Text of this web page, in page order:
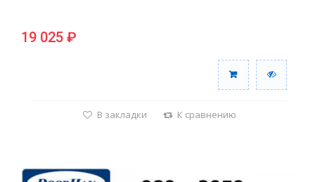
19 025 ₽
В закладки К сравнению